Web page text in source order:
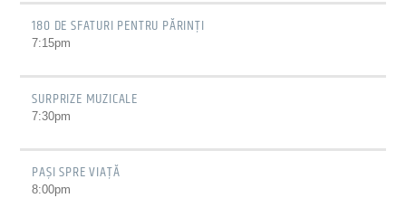
180 DE SFATURI PENTRU PĂRINȚI
7:15pm
SURPRIZE MUZICALE
7:30pm
PAŞI SPRE VIAŢĂ
8:00pm